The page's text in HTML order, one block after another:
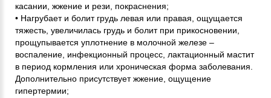
касании, жжение и рези, покраснения;
• Нагрубает и болит грудь левая или правая, ощущается
тяжесть, увеличилась грудь и болит при прикосновении,
прощупывается уплотнение в молочной железе –
воспаление, инфекционный процесс, лактационный мастит
в период кормления или хроническая форма заболевания.
Дополнительно присутствует жжение, ощущение
гипертермии;